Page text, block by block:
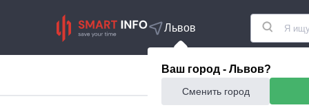
Львов
Ваш город - Львов?
Сменить город
Акции Еда и